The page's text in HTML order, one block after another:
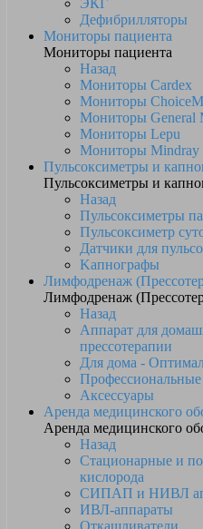
ЭКГ
Дефибрилляторы
Мониторы пациента
Мониторы пациента
Назад
Мониторы Cardex
Мониторы
Мониторы General
Мониторы Lepu
Мониторы Mindray
Пульсоксиметры и
Пульсоксиметры и
Назад
Пульсоксиметры
Пульсоксиметр
Датчики для
Kапнографы
Лимфодренаж
Лимфодренаж
Назад
Аппарат для
прессотерапии
Для дома -
Профессиональные
Аксессуары
Аренда медицинского
Аренда медицинского
Назад
Стационарные и
кислорода
СИПАП и НИВЛ
ИВЛ-аппараты
Откашливатели